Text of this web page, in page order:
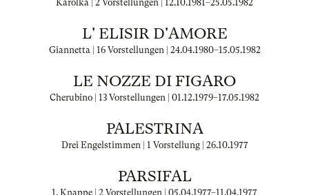
Karolka | 2 Vorstellungen | 12.10.1981–25.05.1982
L' ELISIR D'AMORE
Giannetta | 16 Vorstellungen | 24.04.1980–15.05.1982
LE NOZZE DI FIGARO
Cherubino | 13 Vorstellungen | 01.12.1979–17.05.1982
PALESTRINA
Drei Engelstimmen | 1 Vorstellung | 26.10.1977
PARSIFAL
1. Knappe | 2 Vorstellungen | 05.04.1977–11.04.1977